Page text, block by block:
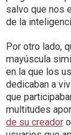
salvo que nos
de la
Por otro lado,
mayúscula
en la que los
dedicaban a
que
multitudes
de su creador